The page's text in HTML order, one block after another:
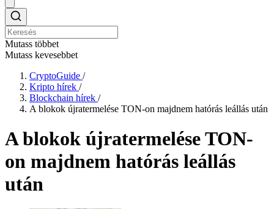
Mutass többet
Mutass kevesebbet
CryptoGuide /
Kripto hírek /
Blockchain hírek /
A blokok újratermelése TON-on majdnem hatórás leállás után
A blokok újratermelése TON-
on majdnem hatórás leállás
után